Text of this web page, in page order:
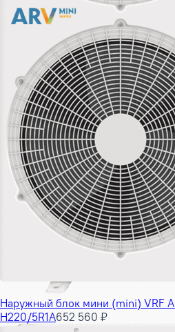
Наружный блок мини (mini) VRF
H220/5R1A652 560 ₽